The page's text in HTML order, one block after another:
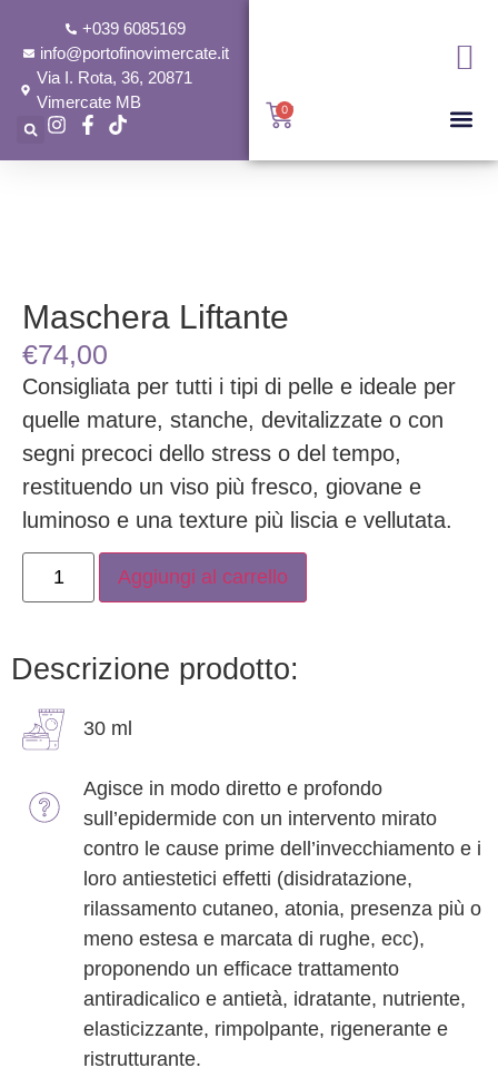
+039 6085169
info@portofinovimercate.it
Via I. Rota, 36, 20871
Vimercate MB
0
Maschera Liftante
€74,00
Consigliata per tutti i tipi di pelle e ideale per
quelle mature, stanche, devitalizzate o con
segni precoci dello stress o del tempo,
restituendo un viso più fresco, giovane e
luminoso e una texture più liscia e vellutata.
Aggiungi al carrello
Descrizione prodotto:
30 ml
Agisce in modo diretto e profondo
sull’epidermide con un intervento mirato
contro le cause prime dell’invecchiamento e i
loro antiestetici effetti (disidratazione,
rilassamento cutaneo, atonia, presenza più o
meno estesa e marcata di rughe, ecc),
proponendo un efficace trattamento
antiradicalico e antietà, idratante, nutriente,
elasticizzante, rimpolpante, rigenerante e
ristrutturante.